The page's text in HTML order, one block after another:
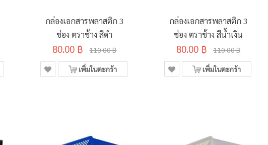
กล่องเอกสารพลาสติก 3
ช่อง ตราช้าง สีดำ
80.00 ฿ 110.00 ฿
เพิ่มในตะกร้า
กล่องเอกสารพลาสติก 3
ช่อง ตราช้าง สีน้ำเงิน
80.00 ฿ 110.00 ฿
เพิ่มในตะกร้า